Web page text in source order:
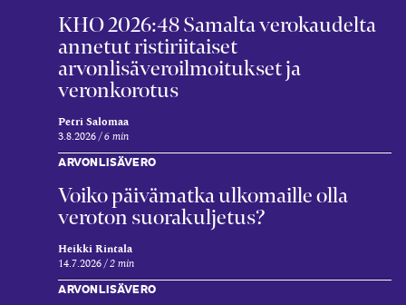
KHO 2026:48 Samalta verokaudelta
annetut ristiriitaiset
arvonlisäveroilmoitukset ja
veronkorotus
Petri Salomaa
3.8.2026 6 min
ARVONLISÄVERO
Voiko päivämatka ulkomaille olla
veroton suorakuljetus?
Heikki Rintala
14.7.2026 2 min
ARVONLISÄVERO